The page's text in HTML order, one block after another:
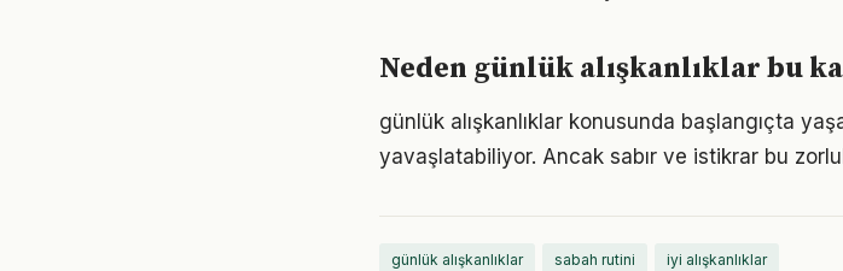
Neden günlük alışkanlıklar bu
günlük alışkanlıklar konusunda başlangıçta
yavaşlatabiliyor. Ancak sabır ve istikrar bu
günlük alışkanlıklar sabah rutini iyi alışkanlıklar